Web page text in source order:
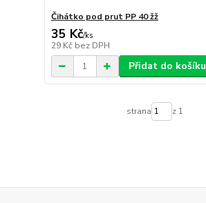
Čihátko pod prut PP 40 žž
35 Kč/ks
29 Kč bez DPH
Přidat do košíku
strana z 1